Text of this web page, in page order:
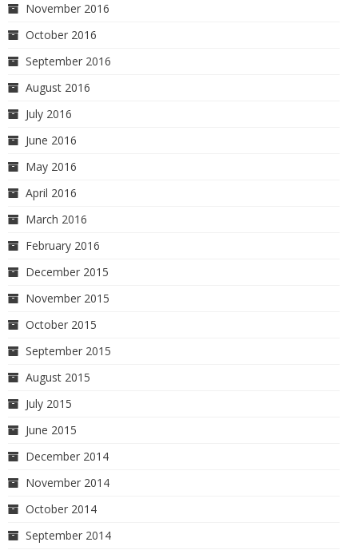
November 2016
October 2016
September 2016
August 2016
July 2016
June 2016
May 2016
April 2016
March 2016
February 2016
December 2015
November 2015
October 2015
September 2015
August 2015
July 2015
June 2015
December 2014
November 2014
October 2014
September 2014